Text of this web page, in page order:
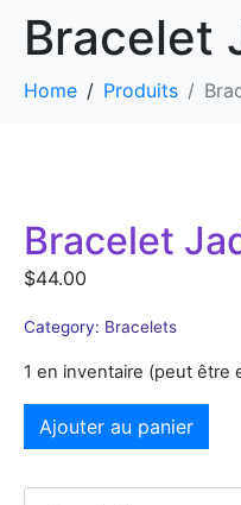
Bracelet
Home Produits
Bracelet
$44.00
Category: Bracelets
1 en inventaire (peut être
Ajouter au panier